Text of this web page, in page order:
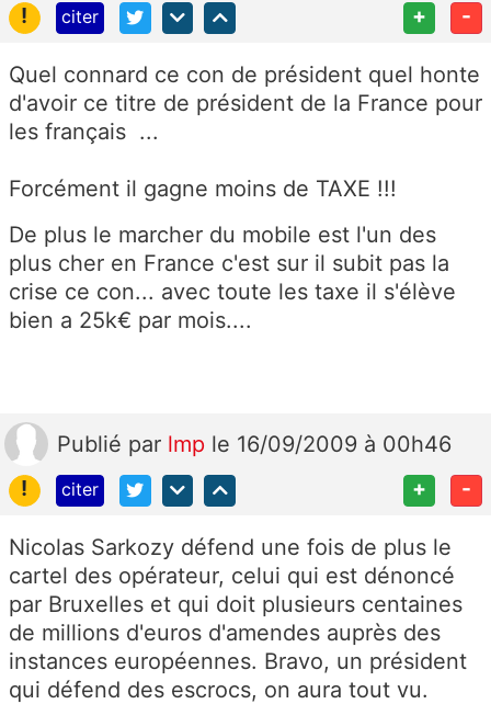
!
citer + -
Quel connard ce con de président quel honte
d'avoir ce titre de président de la France pour
les français ...
Forcément il gagne moins de TAXE !!!
De plus le marcher du mobile est l'un des
plus cher en France c'est sur il subit pas la
crise ce con... avec toute les taxe il s'élève
bien a 25k€ par mois....
Publié par lmp le 16/09/2009 à 00h46
!
citer + -
Nicolas Sarkozy défend une fois de plus le
cartel des opérateur, celui qui est dénoncé
par Bruxelles et qui doit plusieurs centaines
de millions d'euros d'amendes auprès des
instances européennes. Bravo, un président
qui défend des escrocs, on aura tout vu.